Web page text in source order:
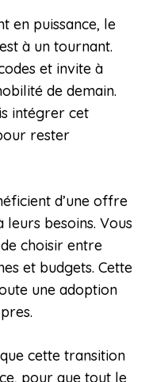
en puissance, le
à un tournant.
et invite à
de demain.
intégrer cet
rester
d’une offre
besoins. Vous
choisir entre
et budgets. Cette
une adoption
cette transition
pour que tout le